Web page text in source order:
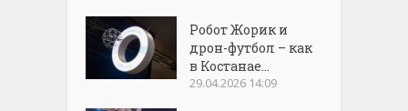
Робот Жорик и
дрон-футбол – как
в Костанае...
29.04.2026 14:09